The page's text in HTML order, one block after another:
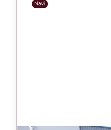
Navi